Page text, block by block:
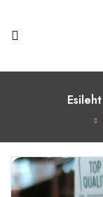
Esileht